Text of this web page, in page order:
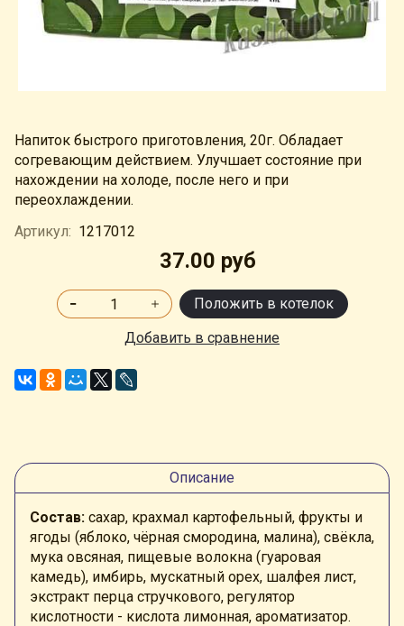
Напиток быстрого приготовления, 20г. Обладает
согревающим действием. Улучшает состояние при
нахождении на холоде, после него и при
переохлаждении.
Артикул: 1217012
37.00 руб
Положить в котелок
Добавить в сравнение
Описание
Состав: сахар, крахмал картофельный, фрукты и
ягоды (яблоко, чёрная смородина, малина), свёкла,
мука овсяная, пищевые волокна (гуаровая
камедь), имбирь, мускатный орех, шалфея лист,
экстракт перца стручкового, регулятор
кислотности - кислота лимонная, ароматизатор.